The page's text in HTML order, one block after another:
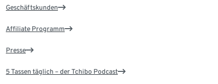
Geschäftskunden
Affiliate Programm
Presse
5 Tassen täglich – der Tchibo Podcast